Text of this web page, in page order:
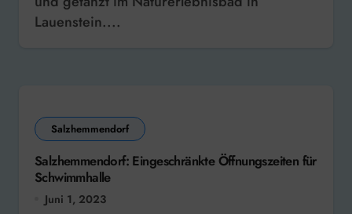
Lauenstein....
Salzhemmendorf
Salzhemmendorf: Eingeschränkte Öffnungszeiten für
Schwimmhalle
Juni 1, 2023